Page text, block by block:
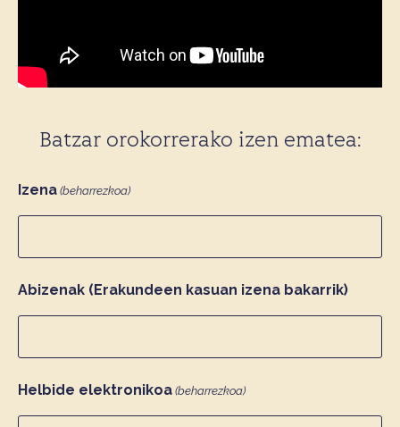
Batzar orokorrerako izen ematea:
Izena (beharrezkoa)
Abizenak (Erakundeen kasuan izena bakarrik)
Helbide elektronikoa (beharrezkoa)